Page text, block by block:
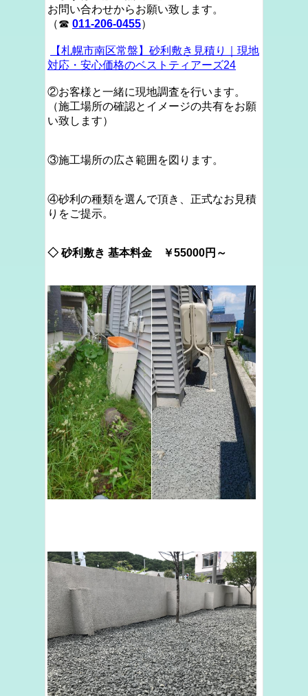
お問い合わせからお願い致します。
（☎ 011-206-0455）
【札幌市南区常盤】砂利敷き見積り｜現地
対応・安心価格のベストティアーズ24
②お客様と一緒に現地調査を行います。
（施工場所の確認とイメージの共有をお願
い致します）
③施工場所の広さ範囲を図ります。
④砂利の種類を選んで頂き、正式なお見積
りをご提示。
◇ 砂利敷き 基本料金 ￥55000円～